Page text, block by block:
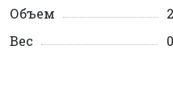
Объем
Вес